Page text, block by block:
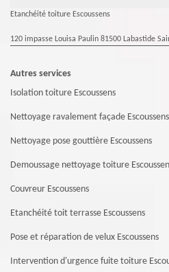
Etanchéité toiture Escoussens
120 impasse Louisa Paulin 81500 Labastide
Autres services
Isolation toiture Escoussens
Nettoyage ravalement façade Escoussens
Nettoyage pose gouttière Escoussens
Demoussage nettoyage toiture
Couvreur Escoussens
Etanchéité toit terrasse Escoussens
Pose et réparation de velux Escoussens
Intervention d'urgence fuite toiture